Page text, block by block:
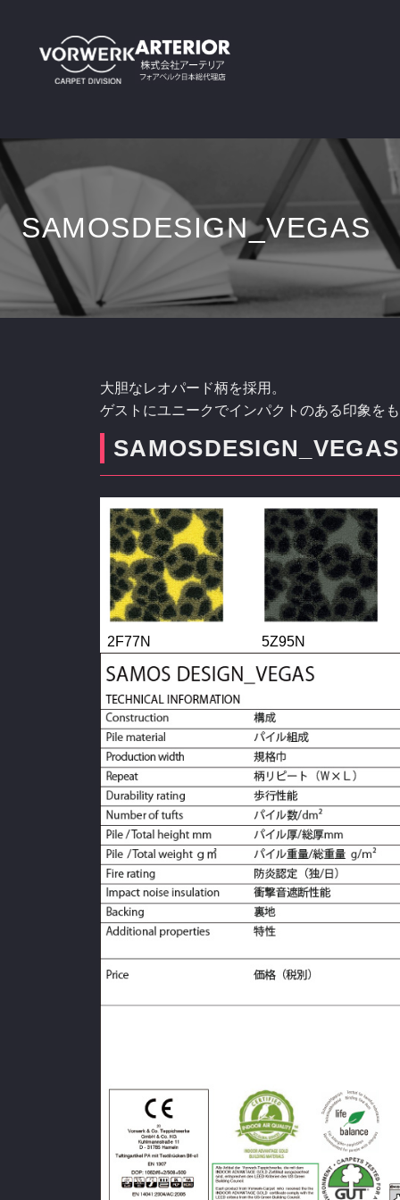
SAMOSDESIGN_VEGAS
大胆なレオパード柄を採用。
ゲストにユニークでインパクトのある印象を
2F77N 5Z95N